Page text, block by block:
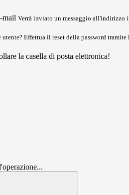
mail Verrà inviato un messaggio all'indirizzo
Effettua il reset della password tramite
la casella di posta elettronica!